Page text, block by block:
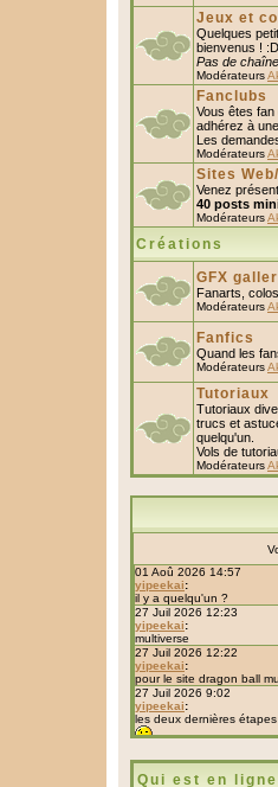
Jeux et
Quelques
bienvenus ! :D
Pas de
Modérateurs
Fanclubs
Vous êtes
adhérez à
Les
Modérateurs
Sites
Venez
40 posts
Modérateurs
Créations
GFX
Fanarts,
Modérateurs
Fanfics
Quand les
Modérateurs
Tutoriaux
Tutoriaux
trucs et
quelqu'un.
Vols de
Modérateurs
Qui est en